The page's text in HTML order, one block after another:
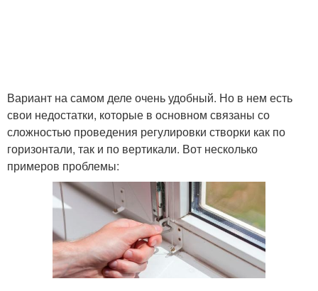
Вариант на самом деле очень удобный. Но в нем есть
свои недостатки, которые в основном связаны со
сложностью проведения регулировки створки как по
горизонтали, так и по вертикали. Вот несколько
примеров проблемы: